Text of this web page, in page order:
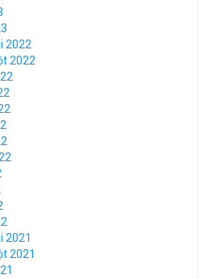
2022
2022
2021
2021